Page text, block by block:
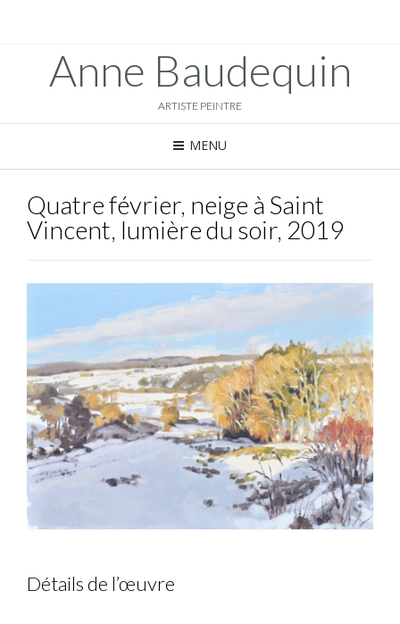
Anne Baudequin
ARTISTE PEINTRE
MENU
Quatre février, neige à Saint
Vincent, lumière du soir, 2019
Détails de l’œuvre